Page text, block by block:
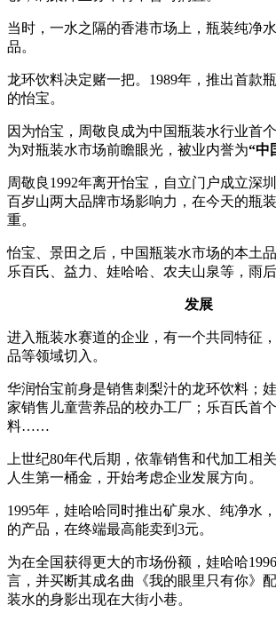
当时，一水之隔的香港市场上，瓶装纯净
品。
龙环饮料决定赌一把。1989年，推出首款
的怡宝。
因为怡宝，周敬良成为中国瓶装水行业首
为对瓶装水市场前瞻眼光，被业内誉为“中
周敬良1992年离开怡宝，自立门户成立深
百岁山两大品牌市场影响力，在今天的瓶
重。
怡宝、景田之后，中国瓶装水市场的本土
乐百氏、益力、娃哈哈、农夫山泉等，雨后
发展
进入瓶装水赛道的企业，有一个共同特征
品等领域切入。
华润怡宝前身是销售刺梨汁的龙环饮料；
家销售儿童营养品的校办工厂；乐百氏首
料……
上世纪80年代后期，依靠销售和代加工相
人生第一桶金，开始考虑企业发展方向。
1995年，娃哈哈同时推出矿泉水、纯净水
的产品，在终端最高能卖到3元。
为在全国获得更大的市场份额，娃哈哈
言，并买断其成名曲《我的眼里只有你》
装水的身影出现在大街小巷。